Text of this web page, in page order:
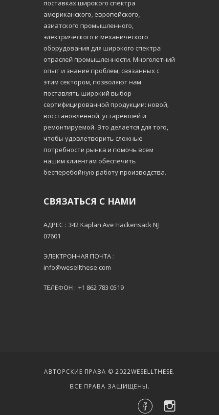
поставках широкого спектра
американского, европейского,
азиатского промышленного,
электрического и механического
оборудования для широкого спектра
отраслей промышленности. Многолетний
опыт и знание проблем, связанных с
этим сектором, позволяют нам
поставлять широкий выбор
сертифицированной продукции: новой,
восстановленной, устаревшей и
ремонтируемой. Это делается для того,
чтобы удовлетворить сложные
потребности рынка и помочь всем
нашим клиентам обеспечить
бесперебойную работу производства.
СВЯЗАТЬСЯ С НАМИ
АДРЕС : 342 Kaplan Ave Hackensack NJ
07601
ЭЛЕКТРОННАЯ ПОЧТА :
info@wesellthese.com
ТЕЛЕФОН : +1 862 783 0519
АВТОРСКИЕ ПРАВА © 2022WESELLTHESE.
ВСЕ ПРАВА ЗАЩИЩЕНЫ.